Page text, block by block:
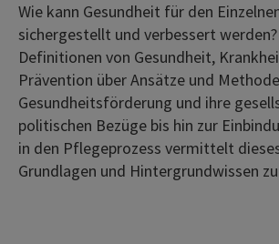
Wie kann Gesundheit für den
sichergestellt und verbessert
Definitionen von Gesundheit,
Prävention über Ansätze und
Gesundheitsförderung und ihre
politischen Bezüge bis hin zur
in den Pflegeprozess vermittelt
Grundlagen und Hintergrundwissen